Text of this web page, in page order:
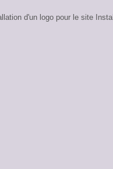
d'un logo pour le site